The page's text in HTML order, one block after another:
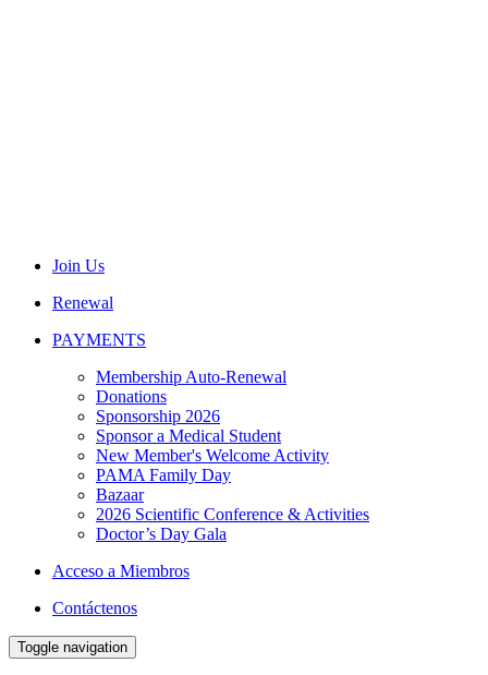
Join Us
Renewal
PAYMENTS
Membership Auto-Renewal
Donations
Sponsorship 2026
Sponsor a Medical Student
New Member's Welcome Activity
PAMA Family Day
Bazaar
2026 Scientific Conference & Activities
Doctor’s Day Gala
Acceso a Miembros
Contáctenos
Toggle navigation